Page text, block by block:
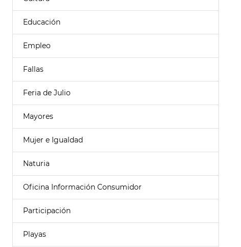
Educación
Empleo
Fallas
Feria de Julio
Mayores
Mujer e Igualdad
Naturia
Oficina Información Consumidor
Participación
Playas